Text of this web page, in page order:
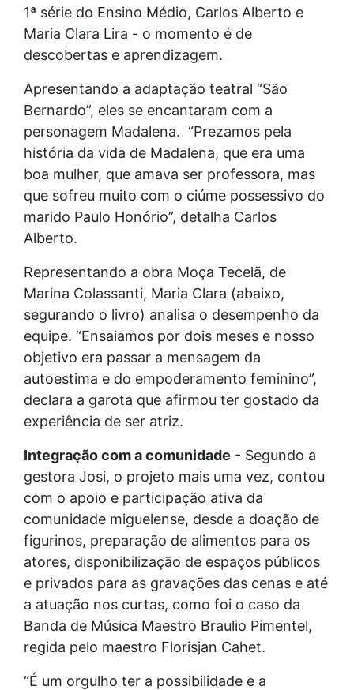
1ª série do Ensino Médio, Carlos Alberto e
Maria Clara Lira - o momento é de
descobertas e aprendizagem.
Apresentando a adaptação teatral “São
Bernardo”, eles se encantaram com a
personagem Madalena. “Prezamos pela
história da vida de Madalena, que era uma
boa mulher, que amava ser professora, mas
que sofreu muito com o ciúme possessivo do
marido Paulo Honório”, detalha Carlos
Alberto.
Representando a obra Moça Tecelã, de
Marina Colassanti, Maria Clara (abaixo,
segurando o livro) analisa o desempenho da
equipe. “Ensaiamos por dois meses e nosso
objetivo era passar a mensagem da
autoestima e do empoderamento feminino”,
declara a garota que afirmou ter gostado da
experiência de ser atriz.
Integração com a comunidade - Segundo a
gestora Josi, o projeto mais uma vez, contou
com o apoio e participação ativa da
comunidade miguelense, desde a doação de
figurinos, preparação de alimentos para os
atores, disponibilização de espaços públicos
e privados para as gravações das cenas e até
a atuação nos curtas, como foi o caso da
Banda de Música Maestro Braulio Pimentel,
regida pelo maestro Florisjan Cahet.
“É um orgulho ter a possibilidade e a